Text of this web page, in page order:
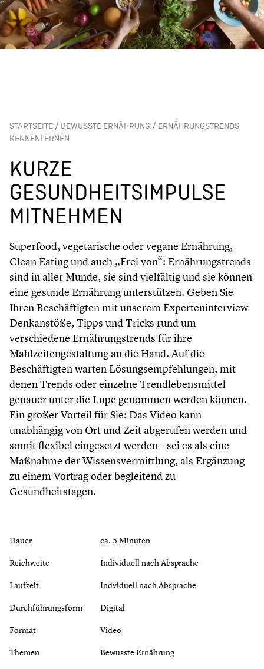
STARTSEITE / BEWUSSTE ERNÄHRUNG / ERNÄHRUNGSTRENDS
KENNENLERNEN
KURZE
GESUNDHEITSIMPULSE
MITNEHMEN
Superfood, vegetarische oder vegane Ernährung,
Clean Eating und auch „Frei von“: Ernährungstrends
sind in aller Munde, sie sind vielfältig und sie können
eine gesunde Ernährung unterstützen. Geben Sie
Ihren Beschäftigten mit unserem Experteninterview
Denkanstöße, Tipps und Tricks rund um
verschiedene Ernährungstrends für ihre
Mahlzeitengestaltung an die Hand. Auf die
Beschäftigten warten Lösungsempfehlungen, mit
denen Trends oder einzelne Trendlebensmittel
genauer unter die Lupe genommen werden können.
Ein großer Vorteil für Sie: Das Video kann
unabhängig von Ort und Zeit abgerufen werden und
somit flexibel eingesetzt werden – sei es als eine
Maßnahme der Wissensvermittlung, als Ergänzung
zu einem Vortrag oder begleitend zu
Gesundheitstagen.
Dauer
ca. 5 Minuten
Reichweite
Individuell nach Absprache
Laufzeit
Indviduell nach Absprache
Durchführungsform
Digital
Format
Video
Themen
Bewusste Ernährung